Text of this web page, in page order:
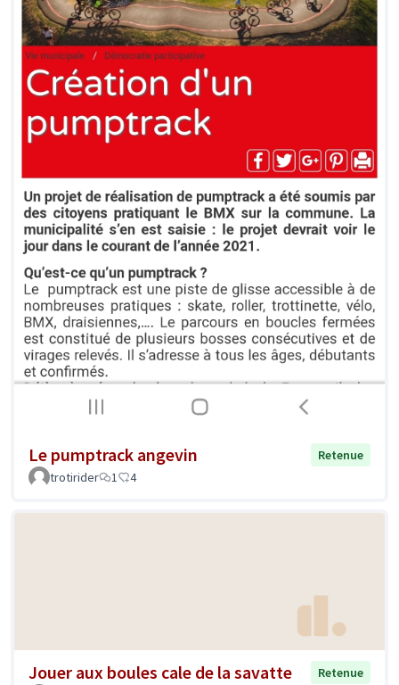
Le pumptrack angevin
Retenue
trotirider
1 4
Jouer aux boules cale de la savatte
Retenue